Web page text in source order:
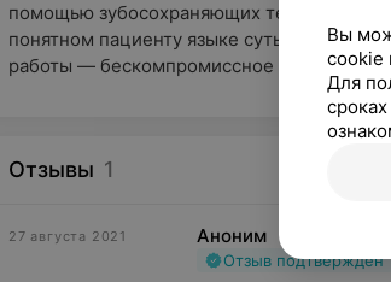
помощью зубосохраняющих технологий
понятном пациенту языке суть
работы — бескомпромиссное доверие
Отзывы 1
27 августа 2021 Аноним
Отзыв подтвержден
Вы
cookie
Для